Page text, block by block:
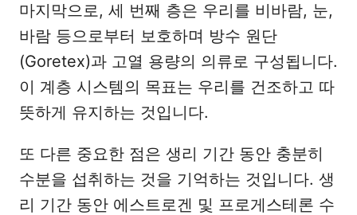
마지막으로, 세 번째 층은 우리를 비바람, 눈,
바람 등으로부터 보호하며 방수 원단
(Goretex)과 고열 용량의 의류로 구성됩니다.
이 계층 시스템의 목표는 우리를 건조하고 따
뜻하게 유지하는 것입니다.
또 다른 중요한 점은 생리 기간 동안 충분히
수분을 섭취하는 것을 기억하는 것입니다. 생
리 기간 동안 에스트로겐 및 프로게스테론 수